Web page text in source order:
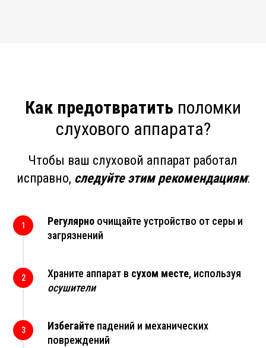
Как предотвратить поломки
слухового аппарата?
Чтобы ваш слуховой аппарат работал
исправно, следуйте этим рекомендациям:
Регулярно очищайте устройство от серы и
загрязнений
Храните аппарат в сухом месте, используя
осушители
Избегайте падений и механических
повреждений